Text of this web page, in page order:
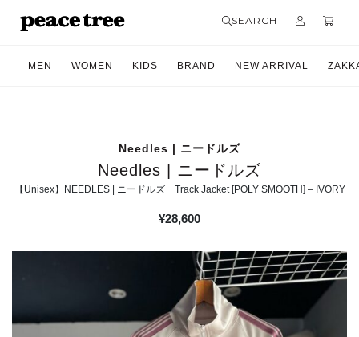
SEARCH
MEN WOMEN KIDS BRAND NEW ARRIVAL
Needles | ニードルズ
Needles | ニードルズ
【Unisex】NEEDLES | ニードルズ Track Jacket [POLY SMOOTH] – IVORY
¥28,600